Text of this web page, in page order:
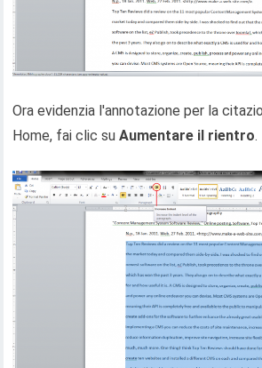
Ora evidenzia l'annotazione per la
Home, fai clic suAumentare il rientro.